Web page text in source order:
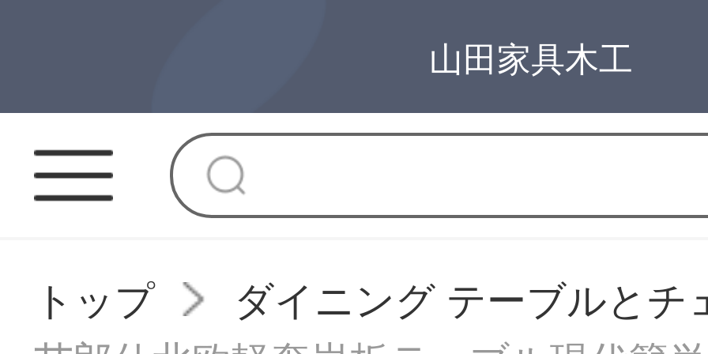
山田家具木工
トップ
ダイニング テーブルとチ